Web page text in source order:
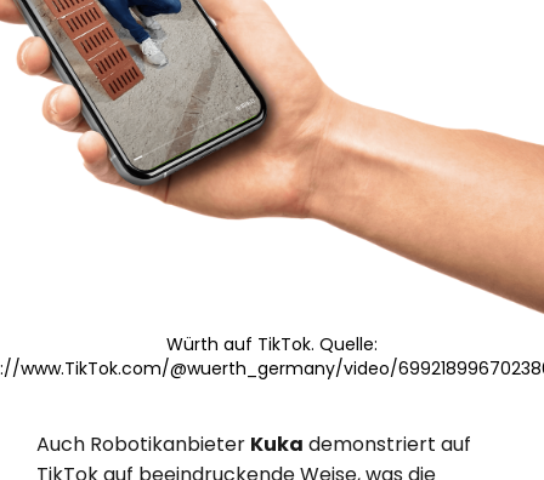
Würth auf TikTok. Quelle:
www.TikTok.com/@wuerth_germany/video/
Auch Robotikanbieter Kuka demonstriert auf